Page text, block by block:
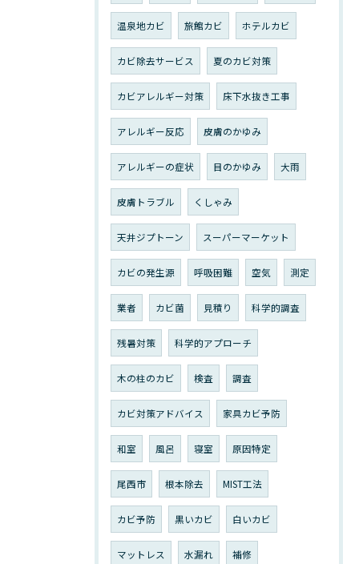
温泉地カビ 旅館カビ ホテルカビ
カビ除去サービス 夏のカビ対策
カビアレルギー対策 床下水抜き工事
アレルギー反応 皮膚のかゆみ
アレルギーの症状 目のかゆみ 大雨
皮膚トラブル くしゃみ
天井ジプトーン スーパーマーケット
カビの発生源 呼吸困難 空気 測定
業者 カビ菌 見積り 科学的調査
残暑対策 科学的アプローチ
木の柱のカビ 検査 調査
カビ対策アドバイス 家具カビ予防
和室 風呂 寝室 原因特定
尾西市 根本除去 MIST工法
カビ予防 黒いカビ 白いカビ
マットレス 水漏れ 補修